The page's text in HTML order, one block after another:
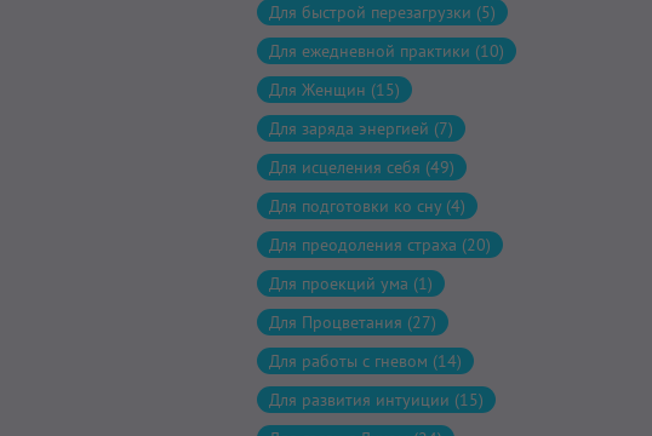
Для быстрой перезагрузки (5)
Для ежедневной практики (10)
Для Женщин (15)
Для заряда энергией (7)
Для исцеления себя (49)
Для подготовки ко сну (4)
Для преодоления страха (20)
Для проекций ума (1)
Для Процветания (27)
Для работы с гневом (14)
Для развития интуиции (15)